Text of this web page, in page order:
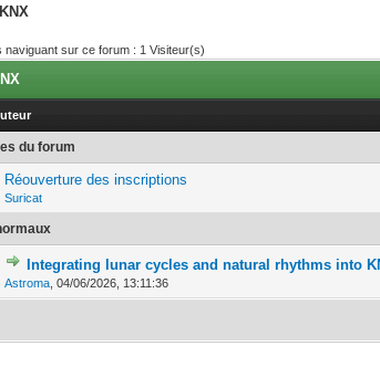
naviguant sur ce forum : 1 Visiteur(s)
du forum
Réouverture des inscriptions
Suricat
Integrating lunar cycles and natural rhythms into
Astroma ,04/06/2026, 13:11:36
0 Votes - 0 sur 5 en
123 45